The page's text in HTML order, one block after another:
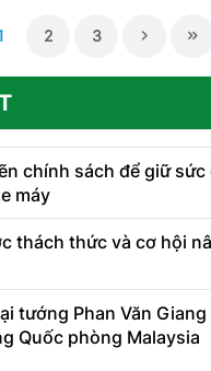
2 3
chính sách để giữ
máy
thách thức và cơ hội
tướng Phan Văn
Quốc phòng Malaysia